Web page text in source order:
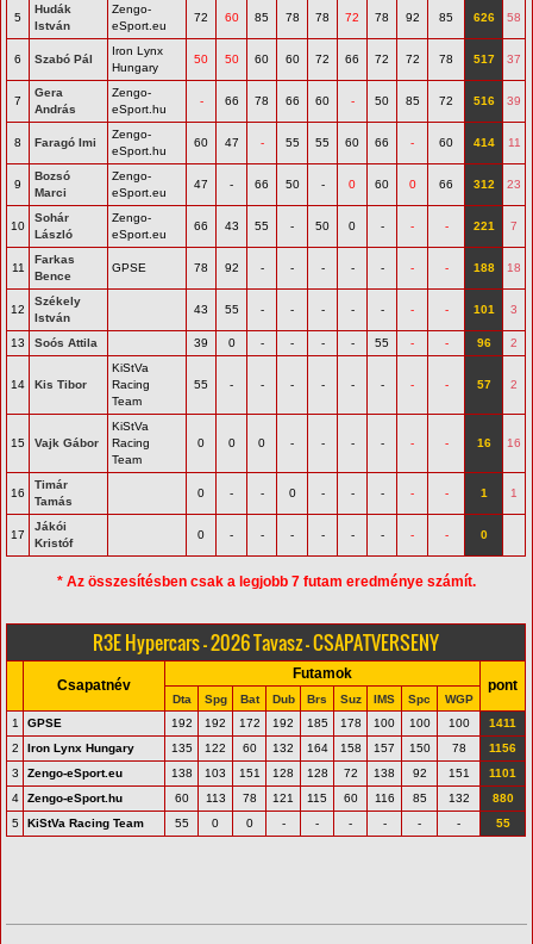
5
Hudák
István
Zengo-
eSport.eu
72 60 85 78 78 72 78 92 85 626 58
6 Szabó Pál
Iron Lynx
Hungary
50 50 60 60 72 66 72 72 78 517 37
7
Gera
András
Zengo-
eSport.hu
- 66 78 66 60 - 50 85 72 516 39
8 Faragó Imi
Zengo-
eSport.hu
60 47 - 55 55 60 66 - 60 414 11
9
Bozsó
Marci
Zengo-
eSport.eu
47 - 66 50 - 0 60 0 66 312 23
10
Sohár
László
Zengo-
eSport.eu
66 43 55 - 50 0 - - - 221 7
11
Farkas
Bence
GPSE 78 92 - - - - - - - 188 18
12
Székely
István
43 55 - - - - - - - 101 3
13 Soós Attila 39 0 - - - - 55 - - 96 2
14 Kis Tibor
KiStVa
Racing
Team
55 - - - - - - - - 57 2
15 Vajk Gábor
KiStVa
Racing
Team
0 0 0 - - - - - - 16 16
16
Timár
Tamás
0 - - 0 - - - - - 1 1
17
Jákói
Kristóf
0 - - - - - - - - 0
* Az összesítésben csak a legjobb 7 futam eredménye számít.
R3E Hypercars - 2026 Tavasz - CSAPATVERSENY
Csapatnév
Futamok
pont
Dta Spg Bat Dub Brs Suz IMS Spc
WGP
1
GPSE 192 192 172 192 185 178 100 100 100
1411
2
Iron Lynx Hungary 135 122 60 132 164 158 157 150 78
1156
3
Zengo-eSport.eu 138 103 151 128 128 72 138 92 151
1101
4
Zengo-eSport.hu 60 113 78 121 115 60 116 85 132
880
5
KiStVa Racing Team 55 0 0 - - - - - - 55